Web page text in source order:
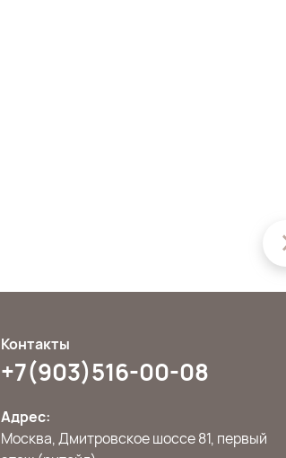
Контакты
+7(903)516-00-08
Адрес:
Москва, Дмитровское шоссе 81, первый